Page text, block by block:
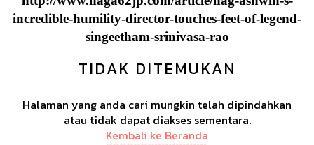
incredible-humility-director-touches-feet-of-legend-
singeetham-srinivasa-rao
TIDAK DITEMUKAN
Halaman yang anda cari mungkin telah dipindahkan
atau tidak dapat diakses sementara.
Kembali ke Beranda